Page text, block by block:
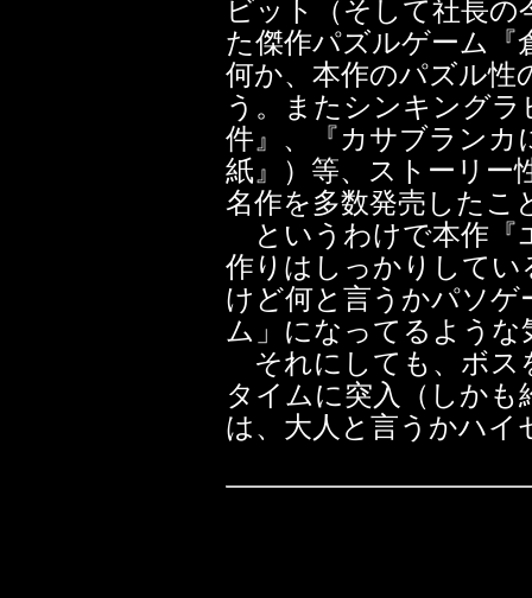
ビット（そして社長の
た傑作パズルゲーム『
何か、本作のパズル性
う。またシンキング
件』、『カサブランカ
紙』）等、ストーリー
名作を多数発売したこ
というわけで本作『
作りはしっかりして
けど何と言うかパソゲ
ム」になってるよう
それにしても、ボス
タイムに突入（しか
は、大人と言うかハイ